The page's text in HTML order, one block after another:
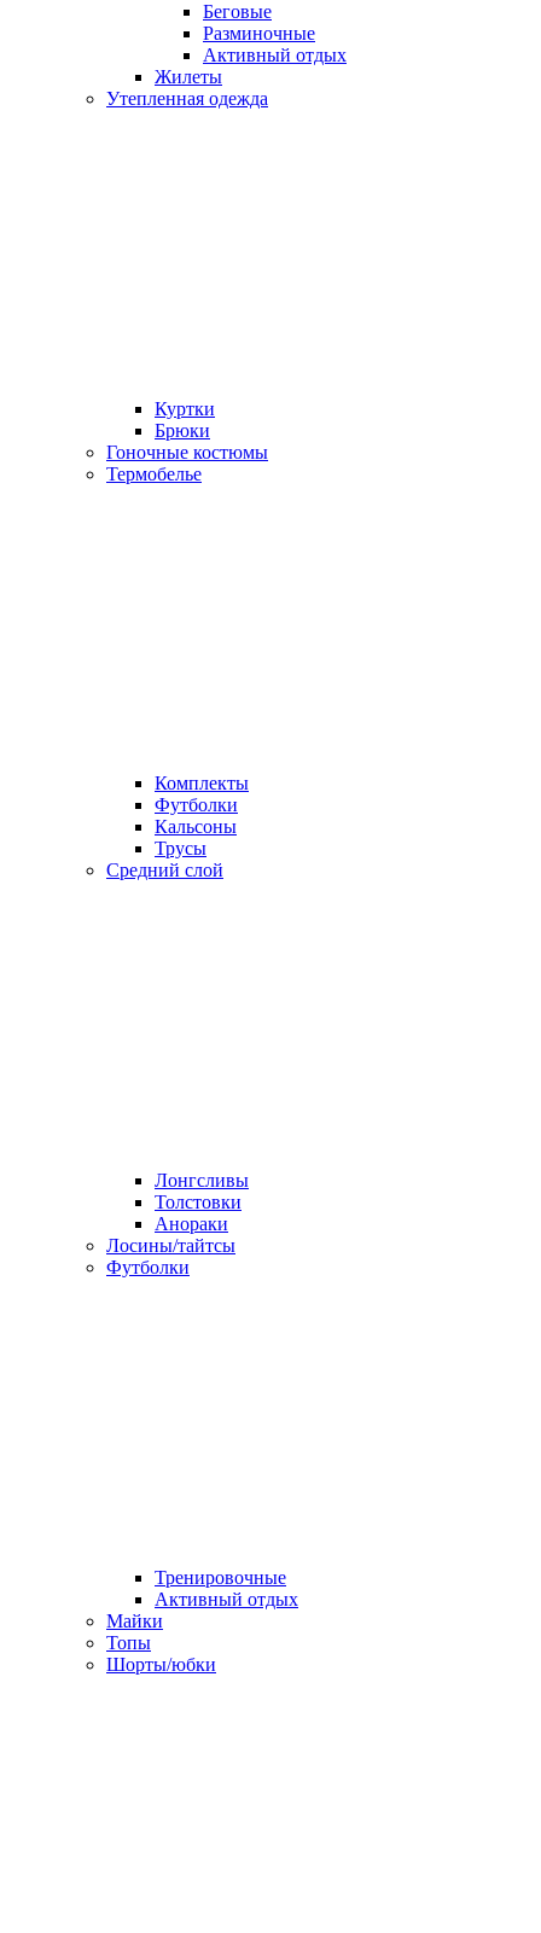
Беговые
Разминочные
Активный отдых
Жилеты
Утепленная одежда
Куртки
Брюки
Гоночные костюмы
Термобелье
Комплекты
Футболки
Кальсоны
Трусы
Средний слой
Лонгсливы
Толстовки
Анораки
Лосины/тайтсы
Футболки
Тренировочные
Активный отдых
Майки
Топы
Шорты/юбки